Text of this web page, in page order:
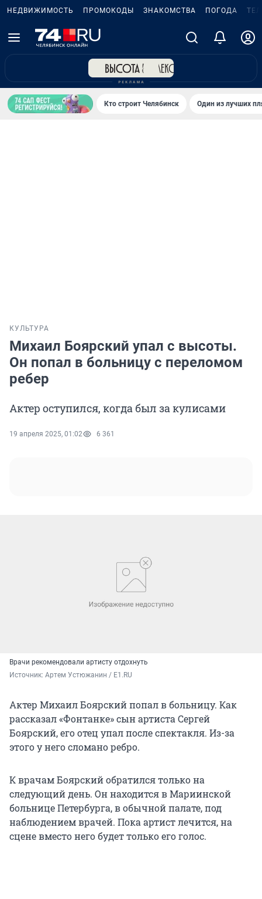
НЕДВИЖИМОСТЬ ПРОМОКОДЫ ЗНАКОМСТВА ПОГОДА
Кто строит Челябинск Один из лучших
КУЛЬТУРА
Михаил Боярский упал с высоты.
Он попал в больницу с переломом
ребер
Актер оступился, когда был за кулисами
19 апреля 2025, 01:02 6 361
Врачи рекомендовали артисту отдохнуть
Источник: Артем Устюжанин / E1.RU
Актер Михаил Боярский попал в больницу. Как
рассказал «Фонтанке» сын артиста Сергей
Боярский, его отец упал после спектакля. Из-за
этого у него сломано ребро.
К врачам Боярский обратился только на
следующий день. Он находится в Мариинской
больнице Петербурга, в обычной палате, под
наблюдением врачей. Пока артист лечится, на
сцене вместо него будет только его голос.